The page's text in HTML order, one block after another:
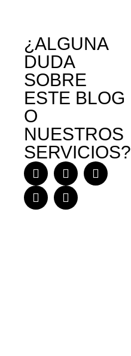
¿ALGUNA
DUDA
SOBRE
ESTE BLOG
O
NUESTROS
SERVICIOS?